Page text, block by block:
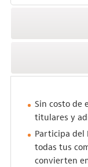
Sin costo de
titulares y
Participa del
todas tus
convierten